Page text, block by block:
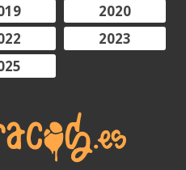
2020
2023